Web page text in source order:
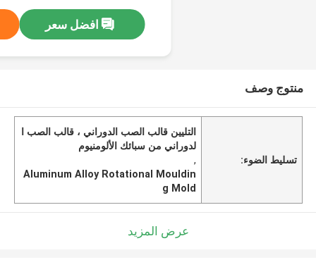
افضل سعر
منتوج وصف
تسليط الضوء:
التليين قالب الصب الدوراني ، قالب الصب ا
لدوراني من سبائك الألومنيوم
,
Aluminum Alloy Rotational Mouldin
g Mold
عرض المزيد